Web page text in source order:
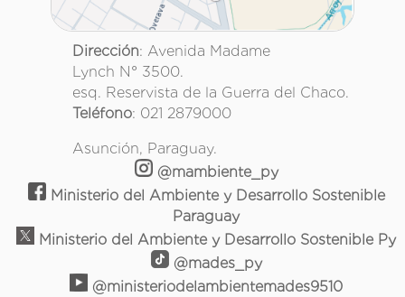
Dirección: Avenida Madame
Lynch N° 3500.
esq. Reservista de la Guerra del Chaco.
Teléfono: 021 2879000
Asunción, Paraguay.
@mambiente_py
Ministerio del Ambiente y Desarrollo Sostenible
Paraguay
Ministerio del Ambiente y Desarrollo Sostenible Py
@mades_py
@ministeriodelambientemades9510